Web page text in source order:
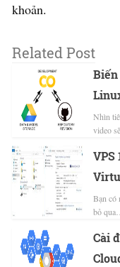
khoản.
Related Post
Biến
Nhìn
video
VPS
Bạn có
bỏ
Cài